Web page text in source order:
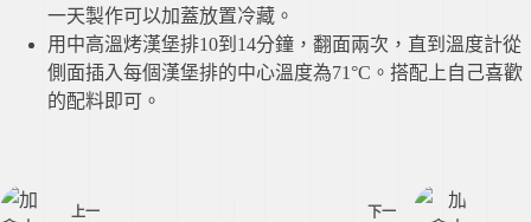
一天製作可以加蓋放置冷藏。
用中高溫烤漢堡排10到14分鐘，翻面兩次，直到溫度計從
側面插入每個漢堡排的中心溫度為71°C。搭配上自己喜歡
的配料即可。
上一 下一